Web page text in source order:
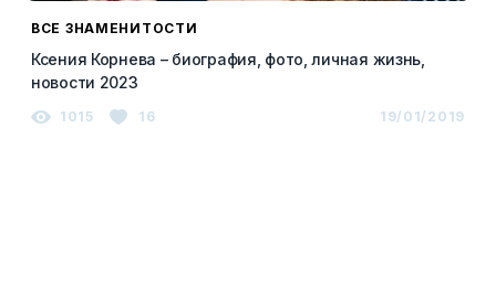
ВСЕ ЗНАМЕНИТОСТИ
Ксения Корнева – биография, фото, личная жизнь,
новости 2023
1015 16 19/01/2019